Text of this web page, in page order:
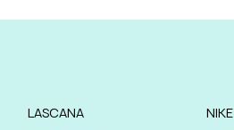
LASCANA
NIKE